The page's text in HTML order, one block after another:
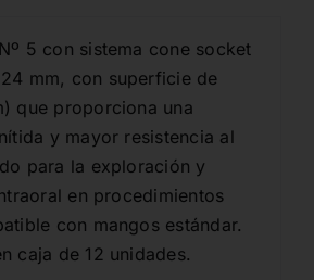
5 con sistema cone socket
mm, con superficie de
que proporciona una
y mayor resistencia al
para la exploración y
en procedimientos
con mangos estándar.
caja de 12 unidades.